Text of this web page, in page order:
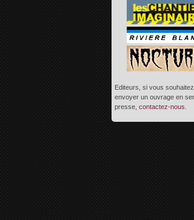
Editeurs, si vous
envoyer un ouvrage en
presse, contactez-nous